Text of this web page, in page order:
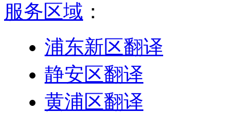
服务区域 ：
浦东新区翻译
静安区翻译
黄浦区翻译